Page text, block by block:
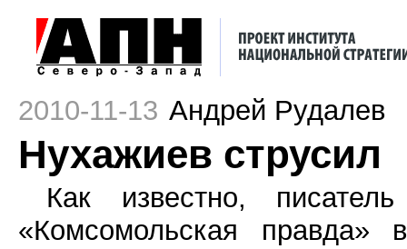
2010-11-13 Андрей Рудалев
Нухажиев струсил
Как известно,
«Комсомольская правда»